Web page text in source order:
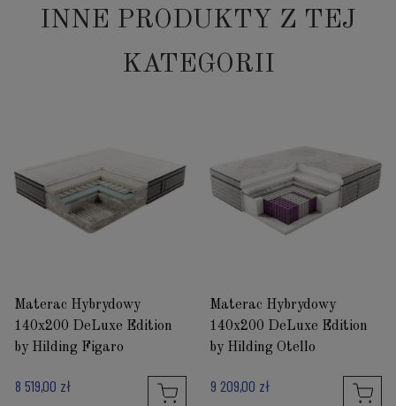
INNE PRODUKTY Z TEJ
KATEGORII
Materac Hybrydowy
140x200 DeLuxe Edition
by Hilding Figaro
8 519,00 zł
Materac Hybrydowy
140x200 DeLuxe Edition
by Hilding Otello
9 209,00 zł